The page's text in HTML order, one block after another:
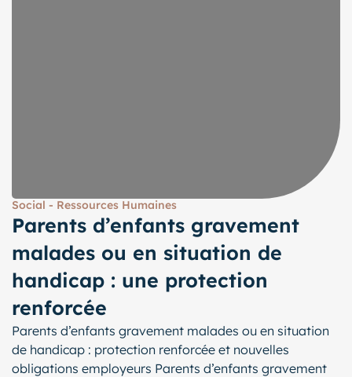
Social - Ressources Humaines
Parents d’enfants gravement
malades ou en situation de
handicap : une protection
renforcée
Parents d’enfants gravement malades ou en situation
de handicap : protection renforcée et nouvelles
obligations employeurs Parents d’enfants gravement